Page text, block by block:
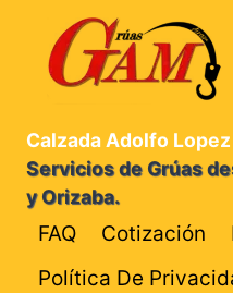
Calzada Adolfo
Servicios de Grúas
y Orizaba.
FAQ Cotización
Política De